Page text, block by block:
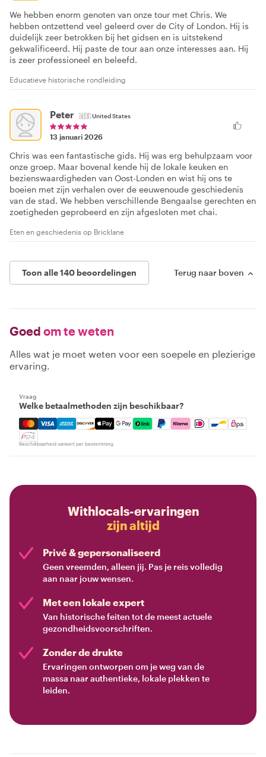
We hebben enorm genoten van onze tour met Chris. We
hebben ontzettend veel geleerd over de City of London. Hij is
duidelijk zeer betrokken bij het gidsen en is uitstekend
gekwalificeerd. Hij paste de tour aan onze interesses aan. Hij
is zeer professioneel en beleefd.
Educatieve historische rondleiding
Peter 🇺🇸United States
13 januari 2026
Chris was een fantastische gids. Hij was erg behulpzaam voor
onze groep. Maar bovenal kende hij de lokale keuken en
bezienswaardigheden van Oost-Londen en wist hij ons te
boeien met zijn verhalen over de eeuwenoude geschiedenis
van de stad. We hebben verschillende Bengaalse gerechten en
zoetigheden geprobeerd en zijn afgesloten met chai.
Eten en geschiedenis op Bricklane
Toon alle 140 beoordelingen Terug naar boven
Goed om te weten
Alles wat je moet weten voor een soepele en plezierige
ervaring.
Vraag
Welke betaalmethoden zijn beschikbaar?
Mastercard, Visa, Amex, Discover, Apple Pay, Google
Beschikbaarheid varieert per bestemming
Withlocals-ervaringen
zijn altijd
Privé & gepersonaliseerd
Geen vreemden, alleen jij. Pas je reis volledig
aan naar jouw wensen.
Met een lokale expert
Van historische feiten tot de meest actuele
gezondheidsvoorschriften.
Zonder de drukte
Ervaringen ontworpen om je weg van de
massa naar authentieke, lokale plekken te
leiden.